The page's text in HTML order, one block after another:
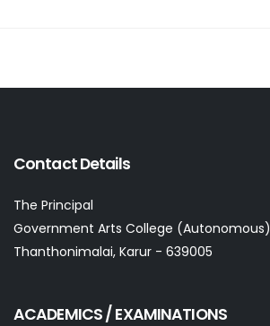
Contact Details
The Principal
Government Arts College (Autonomous)
Thanthonimalai, Karur - 639005
ACADEMICS / EXAMINATIONS